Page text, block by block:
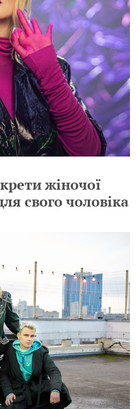
жіночої
свого чоловіка